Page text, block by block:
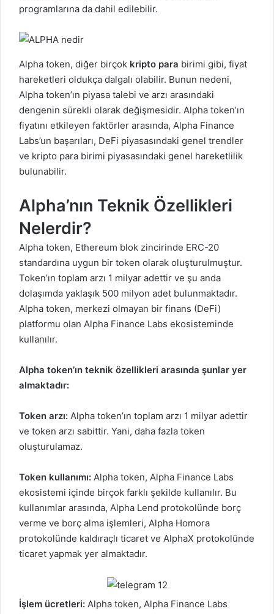
programlarına da dahil edilebilir.
Alpha token, diğer birçok kripto para birimi gibi, fiyat
hareketleri oldukça dalgalı olabilir. Bunun nedeni,
Alpha token’ın piyasa talebi ve arzı arasındaki
dengenin sürekli olarak değişmesidir. Alpha token’ın
fiyatını etkileyen faktörler arasında, Alpha Finance
Labs’un başarıları, DeFi piyasasındaki genel trendler
ve kripto para birimi piyasasındaki genel hareketlilik
bulunabilir.
Alpha’nın Teknik Özellikleri
Nelerdir?
Alpha token, Ethereum blok zincirinde ERC-20
standardına uygun bir token olarak oluşturulmuştur.
Token’ın toplam arzı 1 milyar adettir ve şu anda
dolaşımda yaklaşık 500 milyon adet bulunmaktadır.
Alpha token, merkezi olmayan bir finans (DeFi)
platformu olan Alpha Finance Labs ekosisteminde
kullanılır.
Alpha token’ın teknik özellikleri arasında şunlar yer
almaktadır:
Token arzı: Alpha token’ın toplam arzı 1 milyar adettir
ve token arzı sabittir. Yani, daha fazla token
oluşturulamaz.
Token kullanımı: Alpha token, Alpha Finance Labs
ekosistemi içinde birçok farklı şekilde kullanılır. Bu
kullanımlar arasında, Alpha Lend protokolünde borç
verme ve borç alma işlemleri, Alpha Homora
protokolünde kaldıraçlı ticaret ve AlphaX protokolünde
ticaret yapmak yer almaktadır.
İşlem ücretleri: Alpha token, Alpha Finance Labs